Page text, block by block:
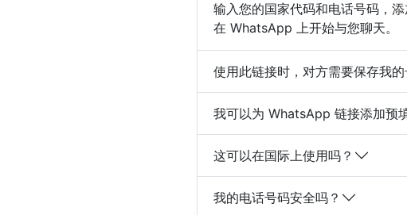
输入您的国家代码和电话号码，
在 WhatsApp 上开始与您聊天。
使用此链接时，对方需要保存我的
我可以为 WhatsApp 链接添加预
这可以在国际上使用吗？
我的电话号码安全吗？